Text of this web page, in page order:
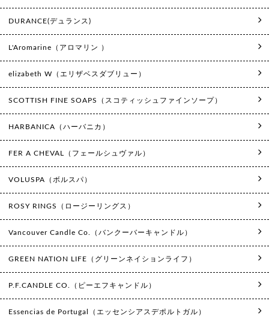
DURANCE(デュランス)
L'Aromarine（アロマリン ）
elizabeth W（エリザベスダブリュー）
SCOTTISH FINE SOAPS（スコティッシュファインソープ）
HARBANICA（ハーバニカ）
FER A CHEVAL（フェールシュヴァル）
VOLUSPA（ボルスパ）
ROSY RINGS（ロージーリングス）
Vancouver Candle Co.（バンクーバーキャンドル）
GREEN NATION LIFE（グリーンネイションライフ）
P.F.CANDLE CO.（ピーエフキャンドル）
Essencias de Portugal（エッセンシアスデポルトガル）